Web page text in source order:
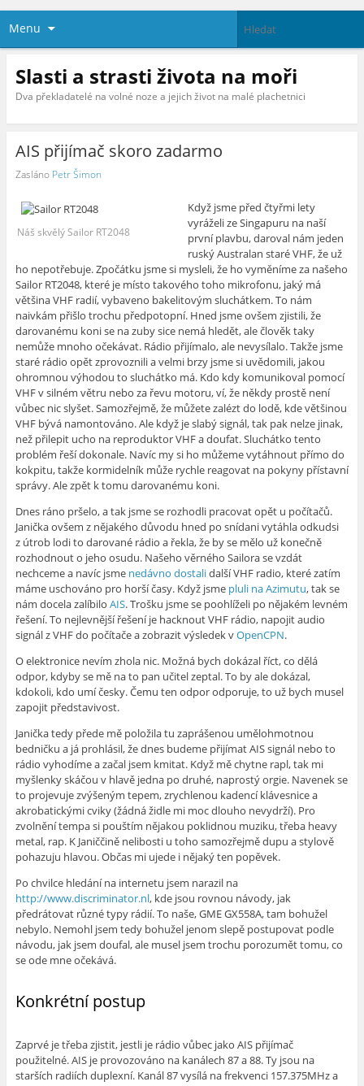
Menu
Slasti a strasti života na moři
Dva překladatelé na volné noze a jejich život na malé plachetnici
AIS přijímač skoro zadarmo
Zasláno Petr Šimon
Náš skvělý Sailor RT2048
Když jsme před čtyřmi lety
vyráželi ze Singapuru na naší
první plavbu, daroval nám jeden
ruský Australan staré VHF, že už
ho nepotřebuje. Zpočátku jsme si mysleli, že ho vyměníme za našeho
Sailor RT2048, které je místo takového toho mikrofonu, jaký má
většina VHF radií, vybaveno bakelitovým sluchátkem. To nám
naivkám přišlo trochu předpotopní. Hned jsme ovšem zjistili, že
darovanému koni se na zuby sice nemá hledět, ale člověk taky
nemůže mnoho očekávat. Rádio přijímalo, ale nevysílalo. Takže jsme
staré rádio opět zprovoznili a velmi brzy jsme si uvědomili, jakou
ohromnou výhodou to sluchátko má. Kdo kdy komunikoval pomocí
VHF v silném větru nebo za řevu motoru, ví, že někdy prostě není
vůbec nic slyšet. Samozřejmě, že můžete zalézt do lodě, kde většinou
VHF bývá namontováno. Ale když je slabý signál, tak pak nelze jinak,
než přilepit ucho na reproduktor VHF a doufat. Sluchátko tento
problém řeší dokonale. Navíc my si ho můžeme vytáhnout přímo do
kokpitu, takže kormidelník může rychle reagovat na pokyny přístavní
správy. Ale zpět k tomu darovanému koni.
Dnes ráno pršelo, a tak jsme se rozhodli pracovat opět u počítačů.
Janička ovšem z nějakého důvodu hned po snídani vytáhla odkudsi
z útrob lodi to darované rádio a řekla, že by se mělo už konečně
rozhodnout o jeho osudu. Našeho věrného Sailora se vzdát
nechceme a navíc jsme nedávno dostalidalší VHF radio, které zatím
máme uschováno pro horší časy. Když jsme pluli na Azimutu, tak se
nám docela zalíbilo AIS. Trošku jsme se poohlíželi po nějakém levném
řešení. To nejlevnější řešení je hacknout VHF rádio, napojit audio
signál z VHF do počítače a zobrazit výsledek vOpenCPN.
O elektronice nevím zhola nic. Možná bych dokázal říct, co dělá
odpor, kdyby se mě na to pan učitel zeptal. To by ale dokázal,
kdokoli, kdo umí česky. Čemu ten odpor odporuje, to už bych musel
zapojit představivost.
Janička tedy přede mě položila tu zaprášenou umělohmotnou
bedničku a já prohlásil, že dnes budeme přijímat AIS signál nebo to
rádio vyhodíme a začal jsem kmitat. Když mě chytne rapl, tak mi
myšlenky skáčou v hlavě jedna po druhé, naprostý orgie. Navenek se
to projevuje zvýšeným tepem, zrychlenou kadencí klávesnice a
akrobatickými cviky (žádná židle mi moc dlouho nevydrží). Pro
zvolnění tempa si pouštím nějakou poklidnou muziku, třeba heavy
metal, rap. K Janiččině nelibosti u toho samozřejmě dupu a stylově
pohazuju hlavou. Občas mi ujede i nějaký ten popěvek.
Po chvilce hledání na internetu jsem narazil na
http://www.discriminator.nl, kde jsou rovnou návody, jak
předrátovat různé typy rádií. To naše, GME GX558A, tam bohužel
nebylo. Nemohl jsem tedy bohužel jenom slepě postupovat podle
návodu, jak jsem doufal, ale musel jsem trochu porozumět tomu, co
se ode mne očekává.
Konkrétní postup
Zaprvé je třeba zjistit, jestli je rádio vůbec jako AIS přijímač
použitelné. AIS je provozováno na kanálech 87 a 88. Ty jsou na
starších radiích duplexní. Kanál 87 vysílá na frekvenci 157.375MHz a